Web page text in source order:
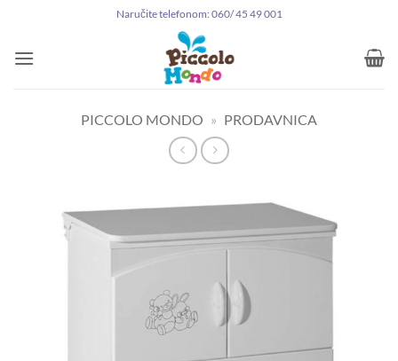
sadržaj
Naručite telefonom: 060/ 45 49 001
PICCOLO MONDO » PRODAVNICA